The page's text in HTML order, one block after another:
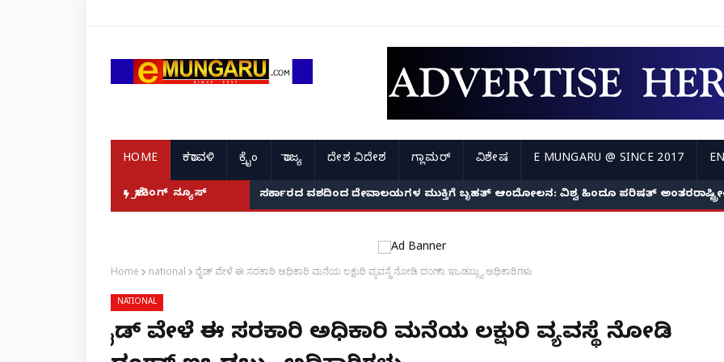
HOME ಕರಾವಳಿ ಕ್ರೈಂ ರಾಜ್ಯ ದೇಶ ವಿದೇಶ ಗ್ಲಾಮರ್ ವಿಶೇಷ E MUNGARU @ SINCE 2017
ಬ್ರೇಕಿಂಗ್ ನ್ಯೂಸ್ ಸರ್ಕಾರದ ವಶದಿಂದ ದೇವಾಲಯಗಳ ಮುಕ್ತಿಗೆ ಬೃಹತ್ ಆಂದೋಲನ: ವಿಶ್ವ ಹಿಂದೂ ಪರಿಷತ್
Home national ರೈಡ್ ವೇಳೆ ಈ ಸರಕಾರಿ ಅಧಿಕಾರಿ ಮನೆಯ ಲಕ್ಷುರಿ ವ್ಯವಸ್ಥೆ ನೋಡಿ ದಂಗಾ್ ಇಒಡಬ್ಲ್ಯು ಅಧಿಕಾರಿಗಳು
NATIONAL
ರೈಡ್ ವೇಳೆ ಈ ಸರಕಾರಿ ಅಧಿಕಾರಿ ಮನೆಯ ಲಕ್ಷುರಿ ವ್ಯವಸ್ಥೆ ನೋಡಿ